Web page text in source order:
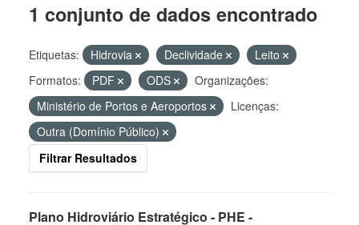
1 conjunto de dados encontrado
Etiquetas: Hidrovia Declividade
Leito
Formatos:
PDF ODS
Organizações:
Ministério de Portos e Aeroportos
Licenças:
Outra (Domínio Público)
Filtrar Resultados
Plano Hidroviário Estratégico - PHE -